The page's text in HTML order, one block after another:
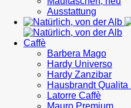
Ausstattung
Caffè
Barbera Mago
Hardy Universo
Hardy Zanzibar
Hausbrandt Qualita
Latorre Caffè
Mauro Premium